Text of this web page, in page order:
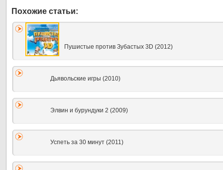
Пушистые против Зубастых 3D (2012)
Дьявольские игры (2010)
Элвин и бурундуки 2 (2009)
Успеть за 30 минут (2011)